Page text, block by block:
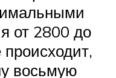
от 2800 до
восьмую